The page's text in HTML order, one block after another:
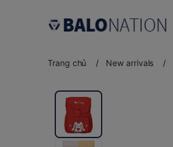
Trang chủ / New arrivals /